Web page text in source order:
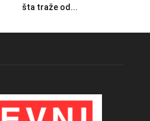
šta traže od...